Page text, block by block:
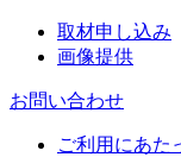
取材申し込み
画像提供
お問い合わせ
ご利用にあた